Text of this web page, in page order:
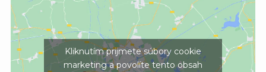
Kliknutím prijmete súbory cookie
marketing a povolíte tento obsah